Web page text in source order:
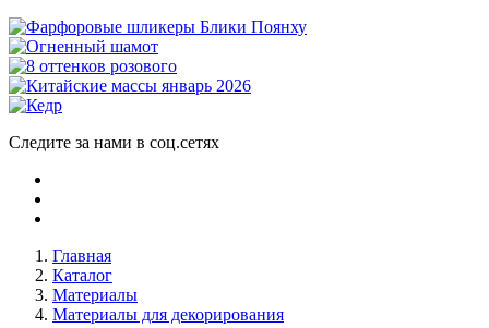
Следите за нами в соц.сетях
Главная
Каталог
Материалы
Материалы для декорирования